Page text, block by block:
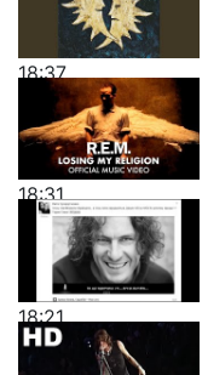
18:37
18:31
18:21